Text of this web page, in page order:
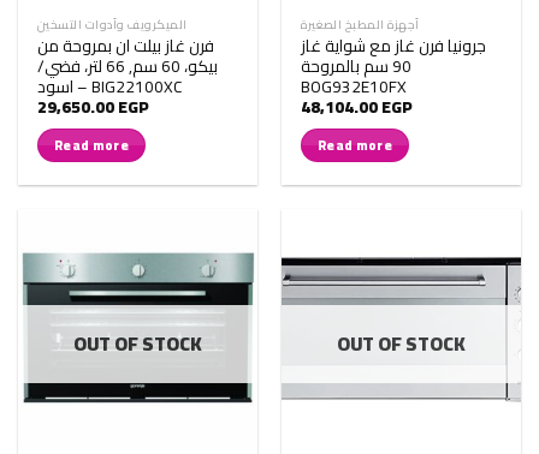
الميكرويف وأدوات التسخين
فرن غاز بيلت ان بمروحة من
بيكو، 60 سم, 66 لتر، فضي/
اسود – BIG22100XC
29,650.00EGP
Read more
أجهزة المطبخ الصغيرة
جرونيا فرن غاز مع شواية غاز
90 سم بالمروحة
BOG932E10FX
48,104.00EGP
Read more
OUT OF STOCK OUT OF STOCK